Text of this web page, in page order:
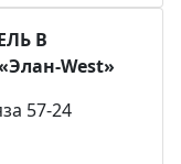
В
West»
57-24